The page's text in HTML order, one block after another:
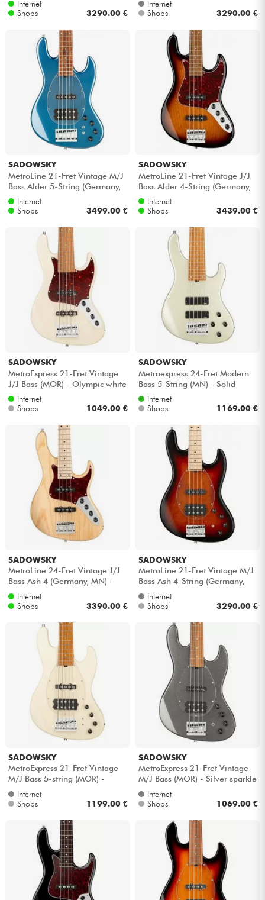
Internet
Shops
3290.00 €
Internet
Shops
3290.00 €
SADOWSKY
MetroLine 21-Fret Vintage M/J
Bass Alder 5-String (Germany,
MOR) - Dark lake placid blu...
Internet
Shops
3499.00 €
SADOWSKY
MetroLine 21-Fret Vintage J/J
Bass Alder 4-String (Germany,
MOR) - '59 burst transparent
Internet
Shops
3439.00 €
SADOWSKY
MetroExpress 21-Fret Vintage
J/J Bass (MOR) - Olympic white
Internet
Shops
1049.00 €
SADOWSKY
Metroexpress 24-Fret Modern
Bass 5-String (MN) - Solid
champagne metallic
Internet
Shops
1169.00 €
SADOWSKY
MetroLine 24-Fret Vintage J/J
Bass Ash 4 (Germany, MN) -
Natural satin
Internet
Shops
3390.00 €
SADOWSKY
MetroLine 21-Fret Vintage M/J
Bass Ash 4-String (Germany,
MN) - Almond sunburst trans. ...
Internet
Shops
3290.00 €
SADOWSKY
MetroExpress 21-Fret Vintage
M/J Bass 5-string (MOR) -
Olympic white
Internet
Shops
1199.00 €
SADOWSKY
MetroExpress 21-Fret Vintage
M/J Bass (MOR) - Silver sparkle
Internet
Shops
1069.00 €